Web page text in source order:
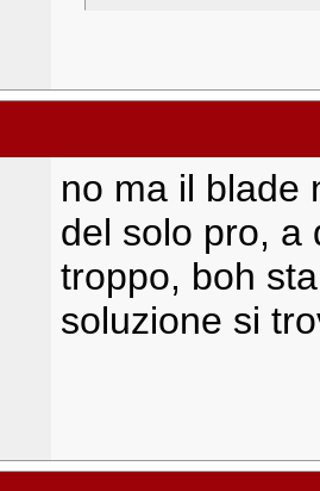
no ma il blade
del solo pro, a
troppo, boh
soluzione si